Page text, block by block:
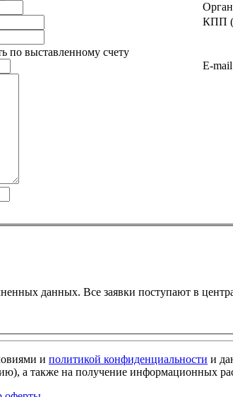
КПП
по выставленному счету
E-
данных. Все заявки поступают в
и политикой конфиденциальности и
а также на получение информационных